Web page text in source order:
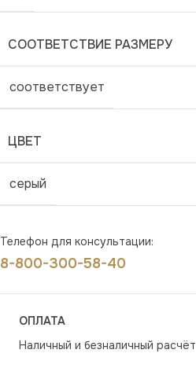
СООТВЕТСТВИЕ РАЗМЕРУ
соответствует
ЦВЕТ
серый
Телефон для консультации:
8-800-300-58-40
ОПЛАТА
Наличный и безналичный расчёт